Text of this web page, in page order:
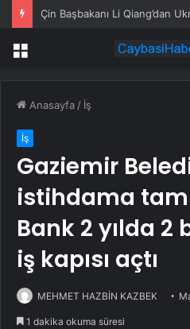
Menü
Anasayfa / İş
İş
Gaziemir
istihdama tam
Bank 2 yılda 2
iş kapısı açtı
MEHMET HAZBİN KAZBEK
1 dakika okuma süresi